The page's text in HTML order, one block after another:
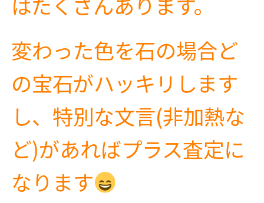
変わった色を石の場合ど
の宝石がハッキリします
し、特別な文言(非加熱な
ど)があればプラス査定に
なります